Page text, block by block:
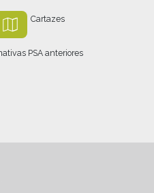
Cartazes
PSA anteriores